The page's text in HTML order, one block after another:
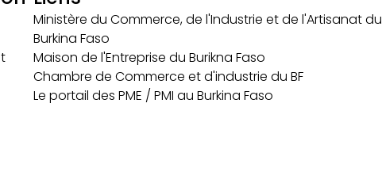
Ministère du Commerce, de l'Industrie et de l'Artisanat du
Burkina Faso
Maison de l'Entreprise du Burikna Faso
Chambre de Commerce et d'industrie du BF
Le portail des PME / PMI au Burkina Faso